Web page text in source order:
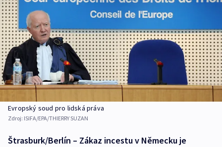
Evropský soud pro lidská práva
Zdroj: ISIFA/EPA/THIERRY SUZAN
Štrasburk/Berlín – Zákaz incestu v Německu je